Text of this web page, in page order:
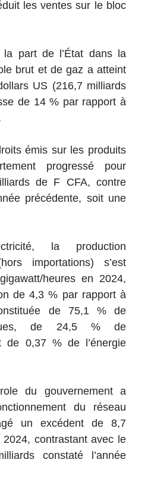
les ventes sur le bloc
la part de l’État dans la
brut et de gaz a atteint
US (216,7 milliards
de 14 % par rapport à
émis sur les produits
progressé pour
de F CFA, contre
précédente, soit une
la production
importations) s’est
heures en 2024,
de 4,3 % par rapport à
de 75,1 % de
de 24,5 % de
de 0,37 % de l’énergie
du gouvernement a
du réseau
un excédent de 8,7
contrastant avec le
constaté l’année